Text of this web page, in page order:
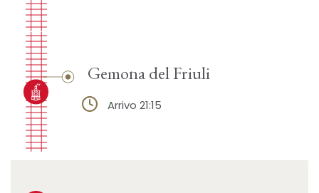
Gemona del Friuli
Arrivo 21:15